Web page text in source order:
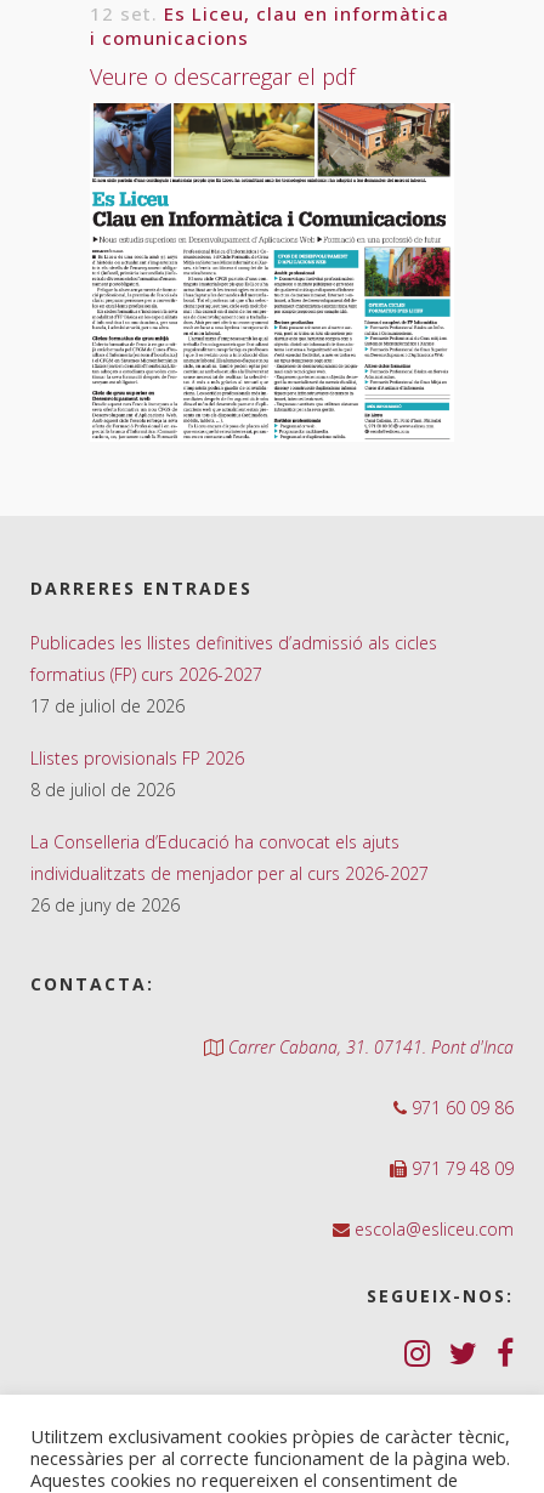
12 set. Es Liceu, clau en informàtica
i comunicacions
Veure o descarregar el pdf
DARRERES ENTRADES
Publicades les llistes definitives d’admissió als cicles
formatius (FP) curs 2026-2027
17 de juliol de 2026
Llistes provisionals FP 2026
8 de juliol de 2026
La Conselleria d’Educació ha convocat els ajuts
individualitzats de menjador per al curs 2026-2027
26 de juny de 2026
CONTACTA:
Carrer Cabana, 31. 07141. Pont d'Inca
971 60 09 86
971 79 48 09
escola@esliceu.com
SEGUEIX-NOS:
Política de Galetes (cookies)
Política de privadesa
Utilitzem exclusivament cookies pròpies de caràcter tècnic,
necessàries per al correcte funcionament de la pàgina web.
Aquestes cookies no requereixen el consentiment de